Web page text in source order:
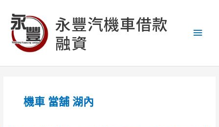
永豐汽機車借款
融資
要
機車 當舖 湖內